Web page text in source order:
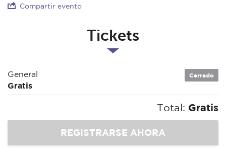
Compartir evento
Tickets
General
Gratis
Cerrado
Total: Gratis